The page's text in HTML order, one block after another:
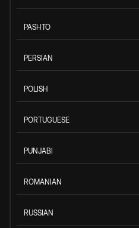
PASHTO
PERSIAN
POLISH
PORTUGUESE
PUNJABI
ROMANIAN
RUSSIAN